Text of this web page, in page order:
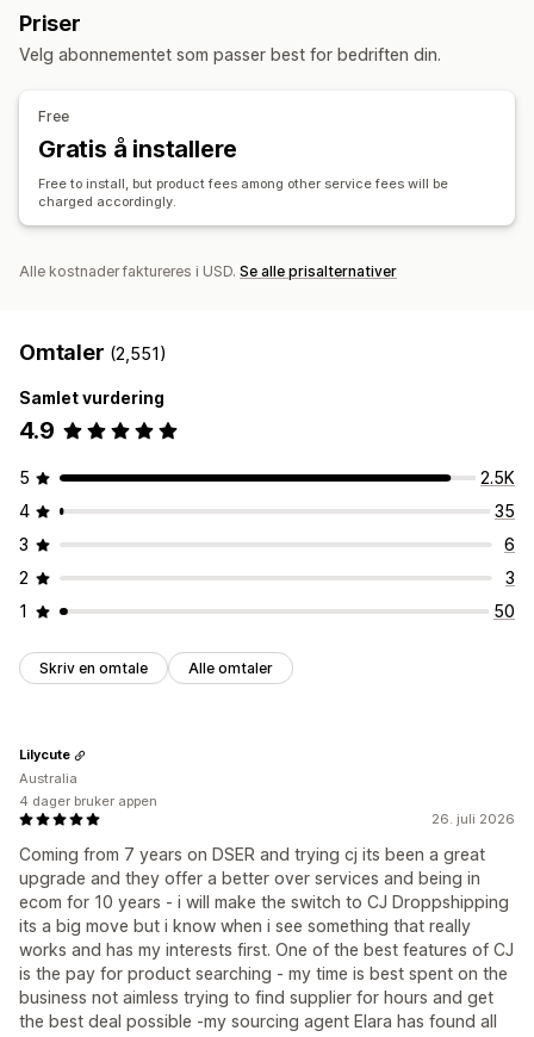
Møbler
Kina
Mockup-generator
Tilpassede maler
Tepper
Feriegaver Kjæledyrprodukter
Fraktvalg
Global distribusjon Sanntidsoppdateringer
Priser
Velg abonnementet som passer best for bedriften din.
Free
Gratis å installere
Free to install, but product fees among other service fees will be
charged accordingly.
Alle kostnader faktureres i USD. Se alle prisalternativer
Omtaler (2,551)
Samlet vurdering
4.9
5
2.5K
4
35
3
6
2
3
1
50
Skriv en omtale Alle omtaler
26. juli 2026
Coming from 7 years on DSER and trying cj its been a great
upgrade and they offer a better over services and being in
ecom for 10 years - i will make the switch to CJ Droppshipping
its a big move but i know when i see something that really
works and has my interests first. One of the best features of CJ
is the pay for product searching - my time is best spent on the
business not aimless trying to find supplier for hours and get
the best deal possible -my sourcing agent Elara has found all
Lilycute
Australia
4 dager bruker appen